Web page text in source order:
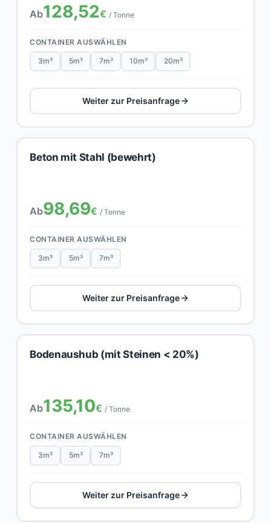
Ab128,52€ / Tonne
CONTAINER AUSWÄHLEN
3m³ 5m³ 7m³ 10m³ 20m³
Weiter zur Preisanfrage
Beton mit Stahl (bewehrt)
Ab98,69€ / Tonne
CONTAINER AUSWÄHLEN
3m³ 5m³ 7m³
Weiter zur Preisanfrage
Bodenaushub (mit Steinen < 20%)
Ab135,10€ / Tonne
CONTAINER AUSWÄHLEN
3m³ 5m³ 7m³
Weiter zur Preisanfrage